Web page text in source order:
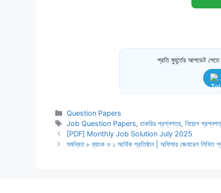
প্রতি মুহূর্তের আপডেট
Categories
Question Papers
Tags
Job Question Papers,চাকরির প্রশ্নপত্র,নিয়োগ
[PDF] Monthly Job Solution July 2025
সমন্বিত ৮ ব্যাংক ও ১ আর্থিক প্রতিষ্ঠান | অফিসার জেনারেল